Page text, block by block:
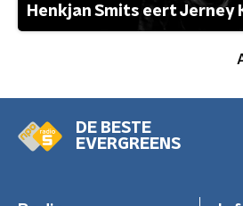
Henkjan Smits eert Jerney
DE BESTE
EVERGREENS